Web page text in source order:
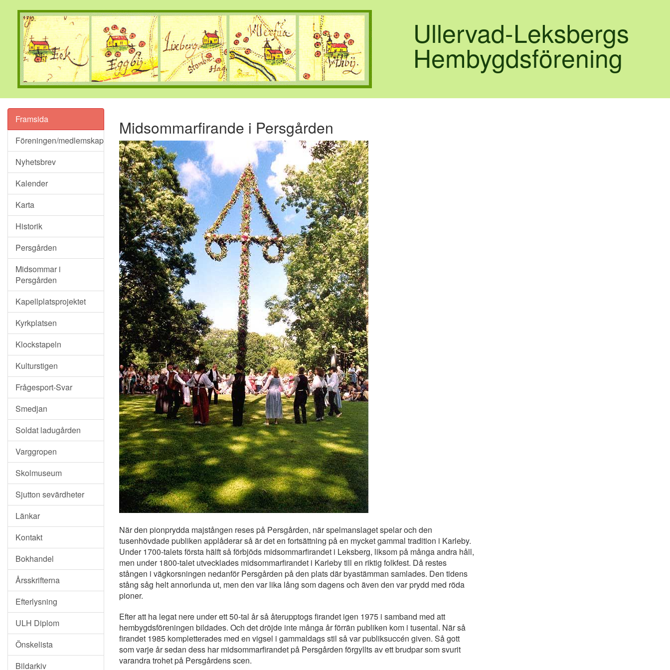
Ullervad-Leksbergs
Hembygdsförening
Framsida
Föreningen/medlemskap
Nyhetsbrev
Kalender
Karta
Historik
Persgården
Midsommar i
Persgården
Kapellplatsprojektet
Kyrkplatsen
Klockstapeln
Kulturstigen
Frågesport-Svar
Smedjan
Soldat ladugården
Varggropen
Skolmuseum
Sjutton sevärdheter
Länkar
Kontakt
Bokhandel
Årsskrifterna
Efterlysning
ULH Diplom
Önskelista
Bildarkiv
Midsommarfirande i Persgården
När den pionprydda majstången reses på Persgården, när spelmanslaget spelar och den
tusenhövdade publiken applåderar så är det en fortsättning på en mycket gammal tradition i Karleby.
Under 1700-talets första hälft så förbjöds midsommarfirandet i Leksberg, liksom på många andra håll,
men under 1800-talet utvecklades midsommarfirandet i Karleby till en riktig folkfest. Då restes
stången i vägkorsningen nedanför Persgården på den plats där byastämman samlades. Den tidens
stång såg helt annorlunda ut, men den var lika lång som dagens och även den var prydd med röda
pioner.
Efter att ha legat nere under ett 50-tal år så återupptogs firandet igen 1975 i samband med att
hembygdsföreningen bildades. Och det dröjde inte många år förrän publiken kom i tusental. När så
firandet 1985 kompletterades med en vigsel i gammaldags stil så var publiksuccén given. Så gott
som varje år sedan dess har midsommarfirandet på Persgården förgyllts av ett brudpar som svurit
varandra trohet på Persgårdens scen.